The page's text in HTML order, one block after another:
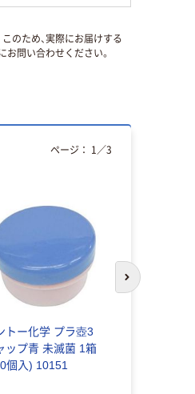
のため、実際にお届けする
問い合わせください。
トー化学 プラ壺3
ップ青 未滅菌 1箱
個入) 10151
ページ： 1 ／3
次のスライド